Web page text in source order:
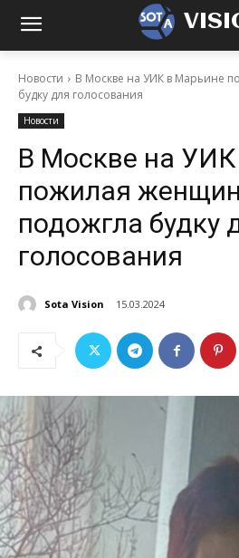
Новости
В Москве на УИК в Марьине
будку для голосования
Новости
В Москве на
пожилая
подожгла будку
голосования
Sota Vision 15.03.2024